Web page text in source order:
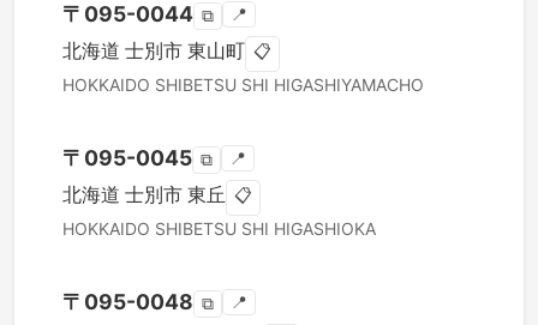
〒 095-0044 ⧉ 📍
北海道 士別市 東山町 📋
HOKKAIDO SHIBETSU SHI HIGASHIYAMACHO
〒 095-0045 ⧉ 📍
北海道 士別市 東丘 📋
HOKKAIDO SHIBETSU SHI HIGASHIOKA
〒 095-0048 ⧉ 📍